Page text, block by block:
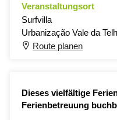
Veranstaltungsort
Surfvilla
Urbanização Vale da
Route planen
Dieses vielfältige
Ferienbetreuung